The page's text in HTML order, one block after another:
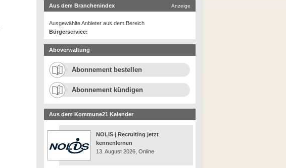
Aus dem Branchenindex Anzeige
Ausgewählte Anbieter aus dem Bereich
Bürgerservice:
Aboverwaltung
Abonnement bestellen
Abonnement kündigen
Aus dem Kommune21 Kalender
NOLIS | Recruiting jetzt
kennenlernen
13. August 2026, Online